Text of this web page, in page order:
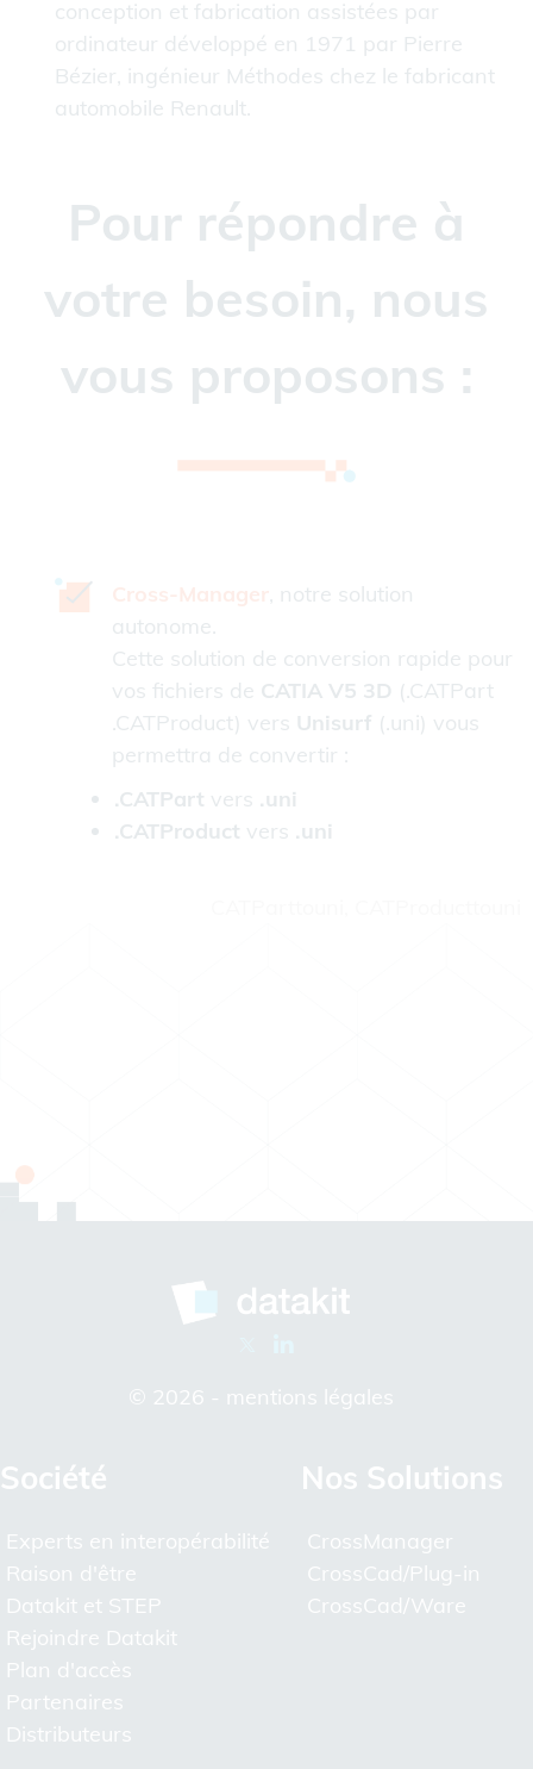
conception et fabrication assistées par
ordinateur développé en 1971 par Pierre
Bézier, ingénieur Méthodes chez le fabricant
automobile Renault.
Pour répondre à
votre besoin, nous
vous proposons :
, notre solution
autonome.
Cette solution de conversion rapide pour
vos fichiers de CATIA V5 3D (.CATPart
.CATProduct) vers Unisurf (.uni) vous
permettra de convertir :
.CATPart vers .uni
.CATProduct vers .uni
© 2026 - mentions légales
Société
Experts en interopérabilité
Raison d'être
Datakit et STEP
Rejoindre Datakit
Plan d'accès
Partenaires
Distributeurs
Nos Solutions
CrossManager
CrossCad/Plug-in
CrossCad/Ware